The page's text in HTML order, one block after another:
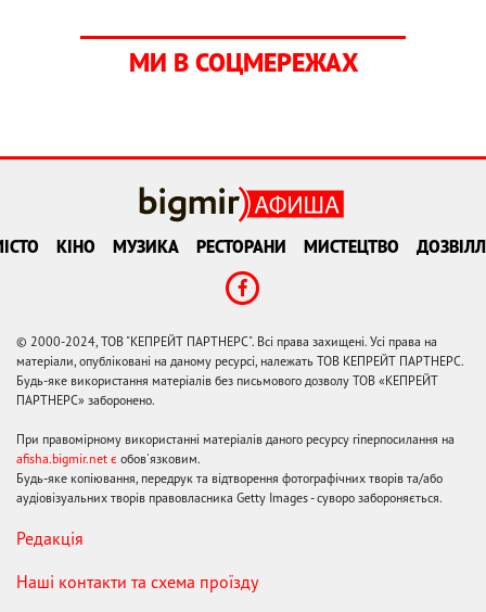
МИ В СОЦМЕРЕЖАХ
КІНО МУЗИКА РЕСТОРАНИ МИСТЕЦТВО
© 2000-2024, ТОВ "КЕПРЕЙТ ПАРТНЕРС". Всі права захищені. Усі права на
матеріали, опубліковані на даному ресурсі, належать ТОВ КЕПРЕЙТ ПАРТНЕРС.
Будь-яке використання матеріалів без письмового дозволу ТОВ «КЕПРЕЙТ
ПАРТНЕРС» заборонено.
При правомірному використанні матеріалів даного ресурсу гіперпосилання на
afisha.bigmir.net є обов'язковим.
Будь-яке копіювання, передрук та відтворення фотографічних творів та/або
аудіовізуальних творів правовласника Getty Images - суворо забороняється.
Редакція
Наші контакти та схема проїзду